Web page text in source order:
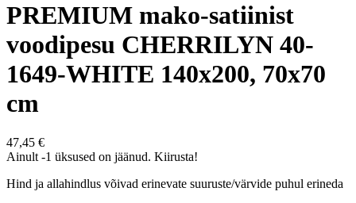
PREMIUM mako-satiinist
voodipesu CHERRILYN 40-
1649-WHITE 140x200, 70x70
cm
47,45 €
Ainult -1 üksused on jäänud. Kiirusta!
Hind ja allahindlus võivad erinevate suuruste/värvide puhul erineda